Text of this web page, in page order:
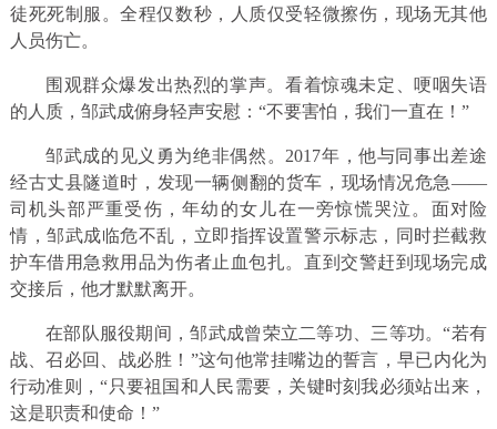
徒死死制服。全程仅数秒，人质仅受轻微擦伤，现场无其他
人员伤亡。
围观群众爆发出热烈的掌声。看着惊魂未定、哽咽失语
的人质，邹武成俯身轻声安慰：“不要害怕，我们一直在！”
邹武成的见义勇为绝非偶然。2017年，他与同事出差途
经古丈县隧道时，发现一辆侧翻的货车，现场情况危急——
司机头部严重受伤，年幼的女儿在一旁惊慌哭泣。面对险
情，邹武成临危不乱，立即指挥设置警示标志，同时拦截救
护车借用急救用品为伤者止血包扎。直到交警赶到现场完成
交接后，他才默默离开。
在部队服役期间，邹武成曾荣立二等功、三等功。“若有
战、召必回、战必胜！”这句他常挂嘴边的誓言，早已内化为
行动准则，“只要祖国和人民需要，关键时刻我必须站出来，
这是职责和使命！”